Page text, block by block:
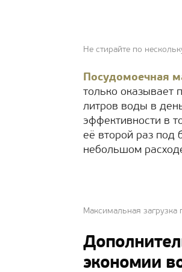
Не стирайте по
Посудомоечная
только оказывает
литров воды в
эффективности в
её второй раз под
небольшом
Максимальная загрузка
экономии